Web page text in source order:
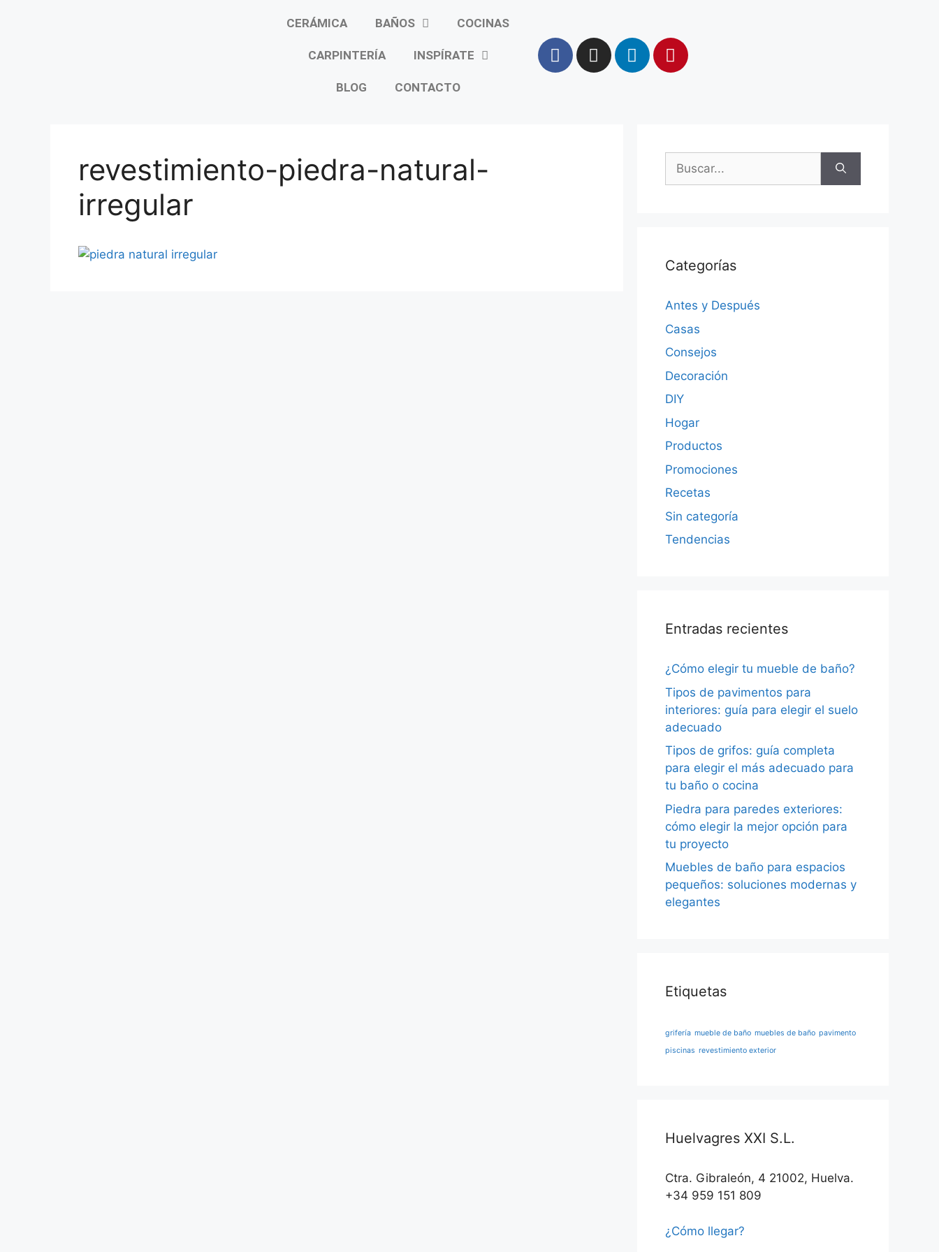
CERÁMICA BAÑOS COCINAS
CARPINTERÍA INSPÍRATE
BLOG CONTACTO
revestimiento-piedra-natural-
irregular
Categorías
Antes y Después
Casas
Consejos
Decoración
DIY
Hogar
Productos
Promociones
Recetas
Sin categoría
Tendencias
Entradas recientes
¿Cómo elegir tu mueble de baño?
Tipos de pavimentos para
interiores: guía para elegir el suelo
adecuado
Tipos de grifos: guía completa
para elegir el más adecuado para
tu baño o cocina
Piedra para paredes exteriores:
cómo elegir la mejor opción para
tu proyecto
Muebles de baño para espacios
pequeños: soluciones modernas y
elegantes
Etiquetas
grifería mueble de baño muebles de baño pavimento
piscinas revestimiento exterior
Huelvagres XXI S.L.
Ctra. Gibraleón, 4 21002, Huelva.
+34 959 151 809
¿Cómo llegar?